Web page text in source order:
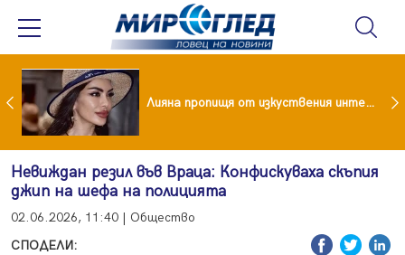
Популярен риалити герой заряза жена си заради друга Лияна пропищя от изкуствения интелект
Невиждан резил във Враца: Конфискуваха скъпия
джип на шефа на полицията
02.06.2026, 11:40 | Общество
СПОДЕЛИ: